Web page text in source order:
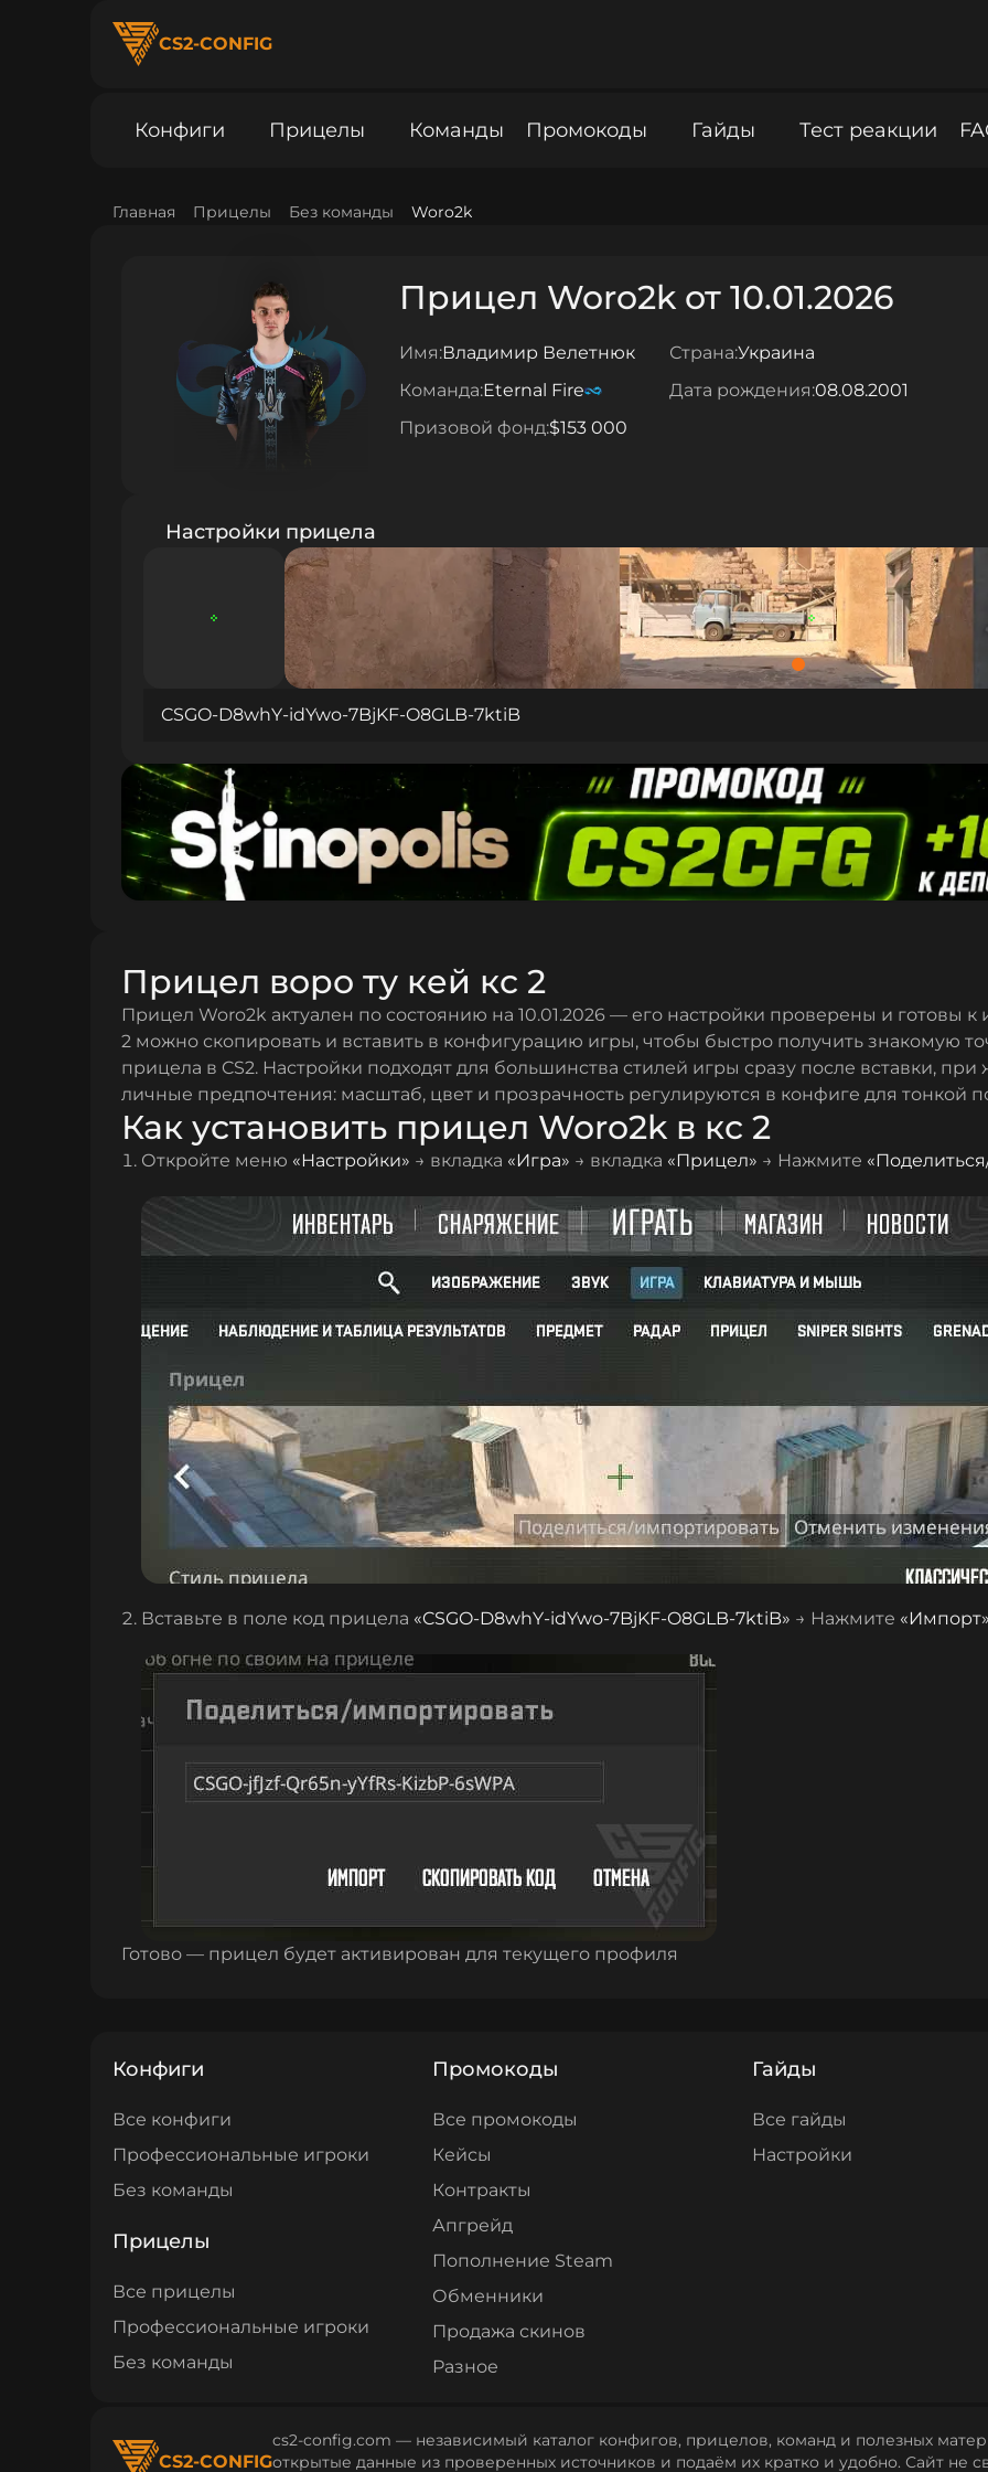
CS2-CONFIG
Конфиги Прицелы Команды Промокоды Гайды Тест реакции
Главная Прицелы Без команды Woro2k
Прицел Woro2k от 10.01.2026
Имя:Владимир Велетнюк Страна:Украина
Команда:Eternal Fire Дата рождения:08.08.2001
Призовой фонд:$153 000
Настройки прицела
CSGO-D8whY-idYwo-7BjKF-O8GLB-7ktiB
Прицел воро ту кей кс 2
Прицел Woro2k актуален по состоянию на 10.01.2026 — его настройки проверены и готовы
2 можно скопировать и вставить в конфигурацию игры, чтобы быстро получить знакомую
прицела в CS2. Настройки подходят для большинства стилей игры сразу после вставки,
личные предпочтения: масштаб, цвет и прозрачность регулируются в конфиге для тонкой
Как установить прицел Woro2k в кс 2
Откройте меню «Настройки» → вкладка «Игра» → вкладка «Прицел» → Нажмите
Вставьте в поле код прицела «CSGO-D8whY-idYwo-7BjKF-O8GLB-7ktiB» → Нажмите
Готово — прицел будет активирован для текущего профиля
Конфиги
Все конфиги
Профессиональные игроки
Без команды
Прицелы
Все прицелы
Профессиональные игроки
Без команды
Промокоды
Все промокоды
Кейсы
Контракты
Апгрейд
Пополнение Steam
Обменники
Продажа скинов
Разное
Гайды
Все гайды
Настройки
CS2-CONFIG
cs2-config.com — независимый каталог конфигов, прицелов, команд и полезных
открытые данные из проверенных источников и подаём их кратко и удобно. Сайт не